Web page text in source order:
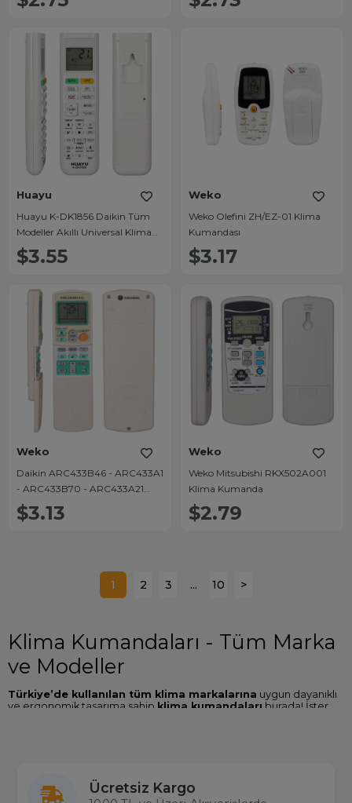
Huayu
Huayu K-DK1856 Daikin Tüm
Modeller Akıllı Universal Klima
Kumandası
$3.55
Weko
Weko Olefini ZH/EZ-01 Klima
Kumandası
$3.17
Weko
Daikin ARC433B46 - ARC433A1
- ARC433B70 - ARC433A21
Klima Kumandası
$3.13
Weko
Weko Mitsubishi RKX502A001
Klima Kumanda
$2.79
1 2 3 ... 10 >
Klima Kumandaları - Tüm Marka
ve Modeller
Türkiye’de kullanılan tüm klima markalarına uygun dayanıklı
ve ergonomik tasarıma sahip klima kumandaları burada! İster
Klima Kumandalarının Özellikleri
Ücretsiz Kargo